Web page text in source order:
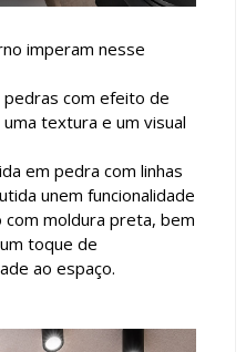
imperam nesse
com efeito de
textura e um visual
em pedra com linhas
unem funcionalidade
com moldura preta, bem
toque de
ao espaço.